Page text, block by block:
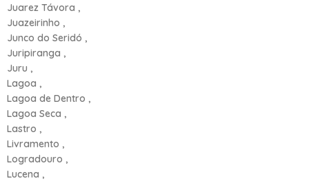
Juarez Távora ,
Juazeirinho ,
Junco do Seridó ,
Juripiranga ,
Juru ,
Lagoa ,
Lagoa de Dentro ,
Lagoa Seca ,
Lastro ,
Livramento ,
Logradouro ,
Lucena ,